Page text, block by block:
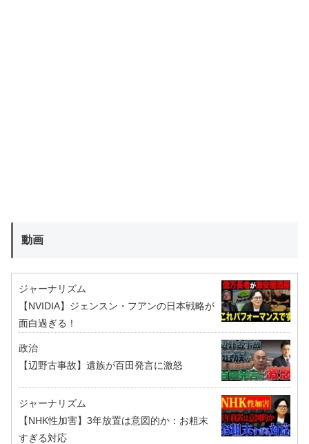
動画
ジャーナリズム
【NVIDIA】ジェンスン・フアンの日本戦略が
面白過ぎる！
政治
【辺野古事故】遺族が百田発言に激怒
ジャーナリズム
【NHK性加害】3年放置は意図的か：お粗末
すぎる対応